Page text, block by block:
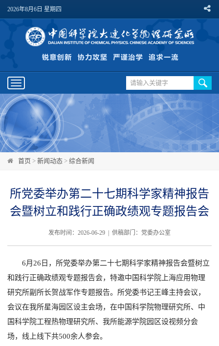
2026年8月6日 星期四
Toggle
navigation
首页 > 新闻动态 > 综合新闻
所党委举办第二十七期科学家精神报告
会暨树立和践行正确政绩观专题报告会
发布时间：2026-06-29 | 供稿部门：党委办公室
6月 26 日，所党委举办第二十七期科学家精神报告会暨树立
和践行正确政绩观专题报告会，特邀中国科学院上海应用物理
研究所副所长贺战军作专题报告。所党委书记王峰主持会议，
会议在我所星海园区设主会场，在中国科学院物理研究所、中
国科学院工程热物理研究所、我所能源学院园区设视频分会
场，线上线下共500余人参会。